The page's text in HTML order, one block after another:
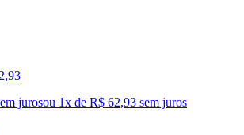
,93
jurosou 1x de R$ 62,93 sem juros